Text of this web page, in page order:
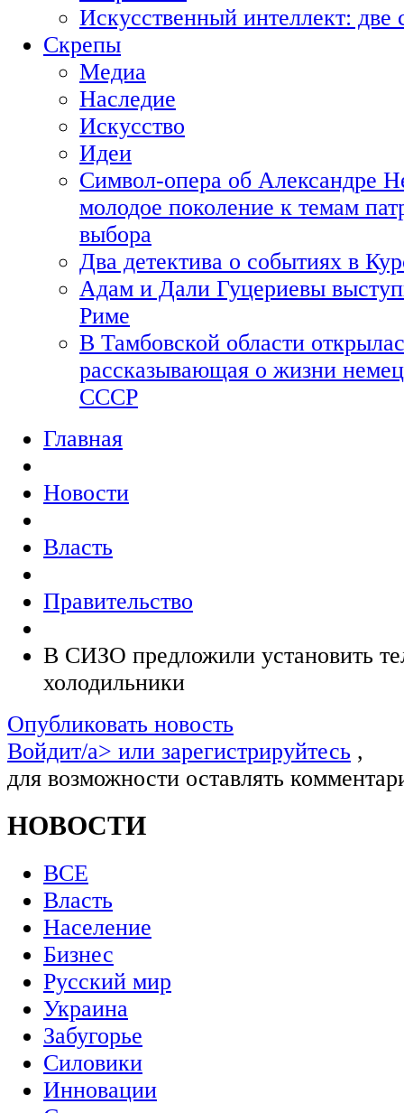
Искусственный интеллект:
Скрепы
Медиа
Наследие
Искусство
Идеи
Символ-опера об Александре
молодое поколение к темам
выбора
Два детектива о событиях в
Адам и Дали Гуцериевы
Риме
В Тамбовской области
рассказывающая о жизни
СССР
Главная
Новости
Власть
Правительство
В СИЗО предложили установить
холодильники
Опубликовать новость
Войдит/a> или зарегистрируйтесь ,
для возможности оставлять
НОВОСТИ
ВСЕ
Власть
Население
Бизнес
Русский мир
Украина
Забугорье
Силовики
Инновации